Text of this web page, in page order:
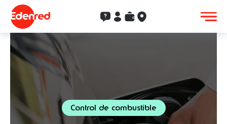
Contacto
Clientes
SaldoAceptación
Control de combustible